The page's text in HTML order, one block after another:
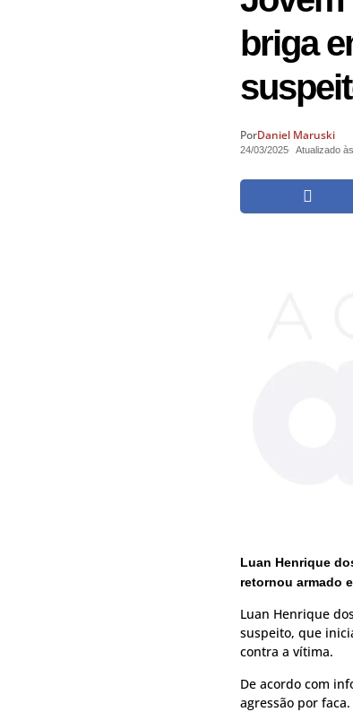
briga
PorDaniel Maruski
24/03/2025 Atualizado
Luan Henrique
retornou armado
Luan Henrique
suspeito, que
contra a vítima.
De acordo com
agressão por faca.